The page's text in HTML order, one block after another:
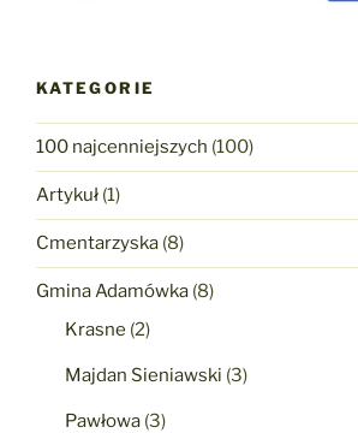
KATEGORIE
100 najcenniejszych (100)
Artykuł (1)
Cmentarzyska (8)
Gmina Adamówka (8)
Krasne (2)
Majdan Sieniawski (3)
Pawłowa (3)